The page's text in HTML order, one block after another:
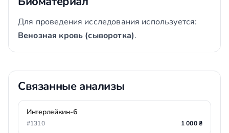
Для проведения исследования используется:
Венозная кровь (сыворотка).
Связанные анализы
Интерлейкин-6
#1310 1 000 ₴